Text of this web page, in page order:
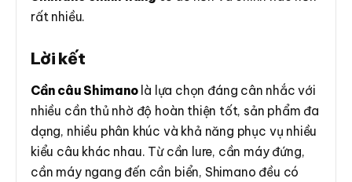
rất nhiều.
Lời kết
Cần câu Shimanolà lựa chọn đáng cân nhắc với
nhiều cần thủ nhờ độ hoàn thiện tốt, sản phẩm đa
dạng, nhiều phân khúc và khả năng phục vụ nhiều
kiểu câu khác nhau. Từ cần lure, cần máy đứng,
cần máy ngang đến cần biển, Shimano đều có